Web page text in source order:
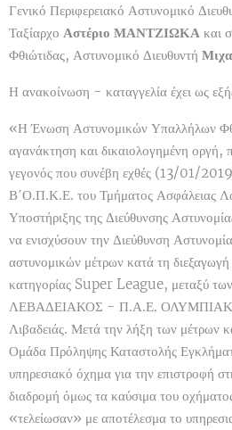
Γενικό Περιφερειακό Αστυνομικό
Ταξίαρχο Αστέριο ΜΑΝΤΖΙΩΚΑ και
Φθιώτιδας, Αστυνομικό Διευθυντή
Η ανακοίνωση - καταγγελία έχει ως
«Η Ένωση Αστυνομικών Υπαλλήλων
αγανάκτηση και δικαιολογημένη οργή,
γεγονός που συνέβη εχθές (13/01/
Β΄Ο.Π.Κ.Ε. του Τμήματος Ασφάλειας
Υποστήριξης της Διεύθυνσης
να ενισχύσουν την Διεύθυνση
αστυνομικών μέτρων κατά τη
κατηγορίας Super League, μεταξύ
ΛΕΒΑΔΕΙΑΚΟΣ - Π.Α.Ε.
Λιβαδειάς. Μετά την λήξη των μέτρων
Ομάδα Πρόληψης Καταστολής
υπηρεσιακό όχημα για την επιστροφή
διαδρομή όμως τα καύσιμα του
«τελείωσαν» με αποτέλεσμα το